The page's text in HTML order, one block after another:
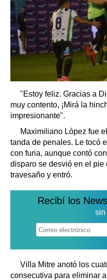
"Estoy feliz. Gracias a
muy contento, ¡Mirá la
impresionante".
Maximiliano López fue
tanda de penales. Le tocó
con furia, aunque contó
disparo se desvió en el pie
travesaño y entró.
Recibí los
sin
Villa Mitre anotó los
consecutiva para eliminar